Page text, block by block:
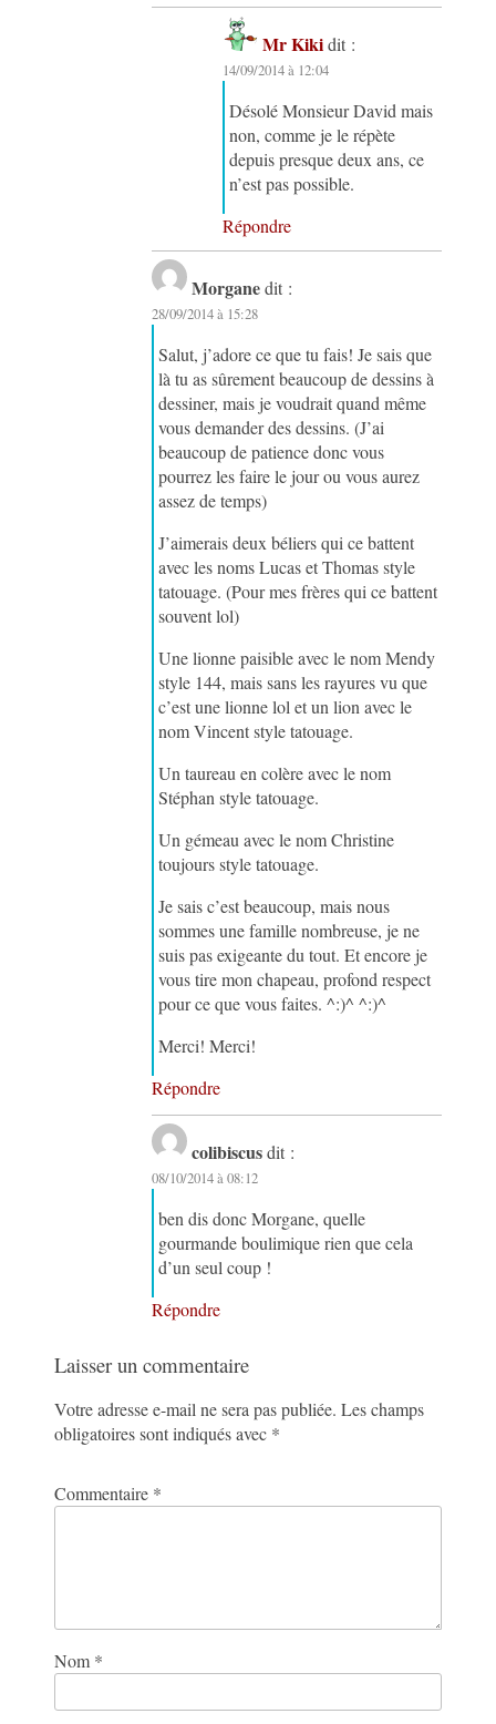
Mr Kiki dit :
14/09/2014 à 12:04
Désolé Monsieur David mais
non, comme je le répète
depuis presque deux ans, ce
n’est pas possible.
Répondre
Morgane dit :
28/09/2014 à 15:28
Salut, j’adore ce que tu fais! Je sais que
là tu as sûrement beaucoup de dessins à
dessiner, mais je voudrait quand même
vous demander des dessins. (J’ai
beaucoup de patience donc vous
pourrez les faire le jour ou vous aurez
assez de temps)
J’aimerais deux béliers qui ce battent
avec les noms Lucas et Thomas style
tatouage. (Pour mes frères qui ce battent
souvent lol)
Une lionne paisible avec le nom Mendy
style 144, mais sans les rayures vu que
c’est une lionne lol et un lion avec le
nom Vincent style tatouage.
Un taureau en colère avec le nom
Stéphan style tatouage.
Un gémeau avec le nom Christine
toujours style tatouage.
Je sais c’est beaucoup, mais nous
sommes une famille nombreuse, je ne
suis pas exigeante du tout. Et encore je
vous tire mon chapeau, profond respect
pour ce que vous faites. ^:)^ ^:)^
Merci! Merci!
Répondre
colibiscus dit :
08/10/2014 à 08:12
ben dis donc Morgane, quelle
gourmande boulimique rien que cela
d’un seul coup !
Répondre
Laisser un commentaire
Votre adresse e-mail ne sera pas publiée. Les champs
obligatoires sont indiqués avec *
Commentaire *
Nom *